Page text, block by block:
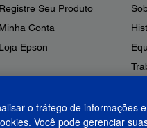
Registre Seu Produto
Minha Conta
Loja Epson
o tráfego de informações
Você pode gerenciar